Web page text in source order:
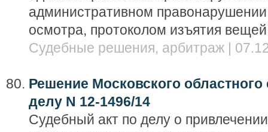
административном
осмотра, протоколом изъятия
Судебные решения, арбитраж |
Решение Московского областного
делу N 12-1496/14
Судебный акт по делу о